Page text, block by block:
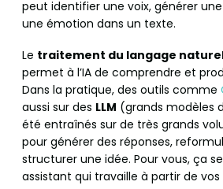
peut identifier une voix, générer
une émotion dans un texte.
Le traitement du langage
permet à l’IA de comprendre et
Dans la pratique, des outils comme
aussi sur des LLM (grands modèles
été entraînés sur de très grands
pour générer des réponses,
structurer une idée. Pour vous, ça
assistant qui travaille à partir de vos